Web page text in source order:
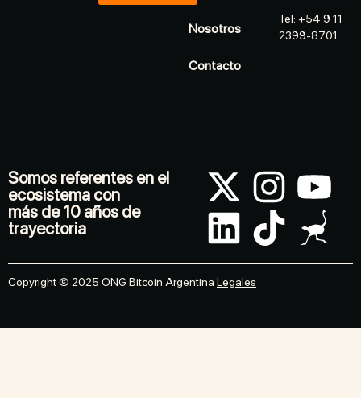
Nosotros
Contacto
Tel: +54 9 11
2399-8701
Somos referentes en el
ecosistema con
más de 10 años de
trayectoria
Copyright © 2025 ONG Bitcoin Argentina Legales